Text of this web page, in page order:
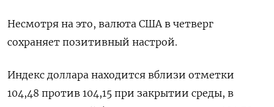
Несмотря на это, валюта США в четверг
сохраняет позитивный настрой.
Индекс доллара находится вблизи отметки
104,48 против 104,15 при закрытии среды, в